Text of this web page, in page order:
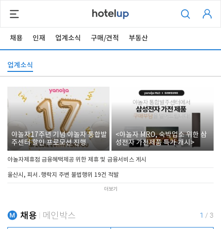
채용 인재 업계소식 구매/견적 부동산
업계소식
야놀자17주년 기념 야놀자 통합발
주센터 할인 프로모션 진행
<야놀자 MRO, 숙박업소 위한 삼
성전자 가전제품 특가 개시>
야놀자제휴점 금융혜택제공 위한 제휴 및 금융서비스 게시
울산시, 피서․행락지 주변 불법행위 19건 적발
더보기
채용 메인박스 1 / 3